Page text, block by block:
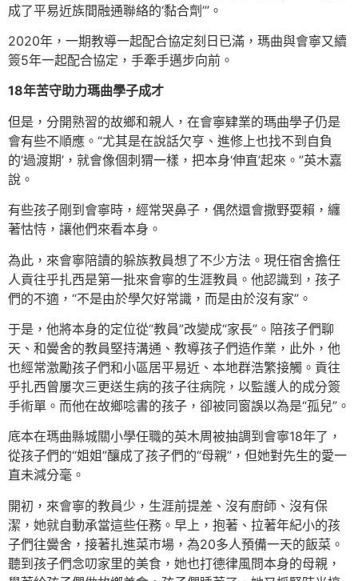
成了平易近族間融通聯絡的‘黏合劑’”。
2020年，一期教導一起配合協定刻日已滿，瑪曲與會寧又續
簽5年一起配合協定，手牽手邁步向前。
18年苦守助力瑪曲學子成才
但是，分開熟習的故鄉和親人，在會寧肄業的瑪曲學子仍是
會有些不順應。“尤其是在說話欠亨、進修上也找不到自負
的‘過渡期’，就會像個刺猬一樣，把本身‘伸直’起來。”英木嘉
說。
有些孩子剛到會寧時，經常哭鼻子，偶然還會撒野耍賴，纏
著怙恃，讓他們來看本身。
為此，來會寧陪讀的躲族教員想了不少方法。現任宿舍擔任
人貢往乎扎西是第一批來會寧的生涯教員。他認識到，孩子
們的不適，“不是由於學欠好常識，而是由於沒有家”。
于是，他將本身的定位從“教員”改變成“家長”。陪孩子們聊
天、和黌舍的教員堅持溝通、教導孩子們造作業，此外，他
也經常激勵孩子們和小區居平易近、本地群浩繁接觸。貢往
乎扎西曾屢次三更送生病的孩子往病院，以監護人的成分簽
手術單。而他在故鄉唸書的孩子，卻被同窗誤以為是“孤兒”。
底本在瑪曲縣城關小學任職的英木周被抽調到會寧18年了，
從孩子們的“姐姐”釀成了孩子們的“母親”，但她對先生的愛一
直未減分毫。
開初，來會寧的教員少，生涯前提差、沒有廚師、沒有保
潔，她就自動承當這些任務。早上，抱著、拉著年紀小的孩
子們往黌舍，接著扎進菜市場，為20多人預備一天的飯菜。
聽到孩子們念叨家里的美食，她也打德律風問本身的母親，